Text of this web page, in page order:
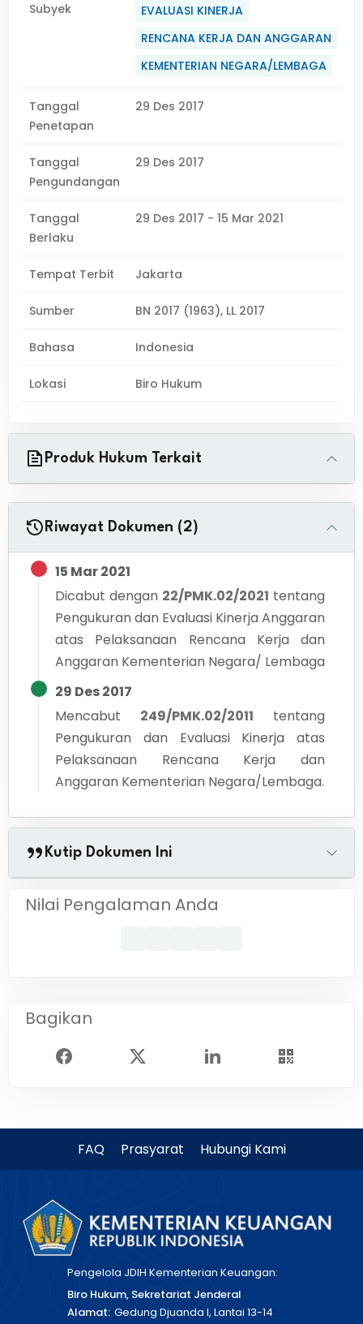
Subyek
EVALUASI KINERJA
RENCANA KERJA DAN ANGGARAN
KEMENTERIAN NEGARA/LEMBAGA
Tanggal
Penetapan
29 Des 2017
Tanggal
Pengundangan
29 Des 2017
Tanggal
Berlaku
29 Des 2017 - 15 Mar 2021
Tempat Terbit Jakarta
Sumber BN 2017 (1963), LL 2017
Bahasa Indonesia
Lokasi Biro Hukum
Produk Hukum Terkait
Riwayat Dokumen (2)
15 Mar 2021
Dicabut dengan 22/PMK.02/2021 tentang
Pengukuran dan Evaluasi Kinerja Anggaran
atas Pelaksanaan Rencana Kerja dan
Anggaran Kementerian Negara/ Lembaga
29 Des 2017
Mencabut
249/PMK.02/2011
tentang
Pengukuran dan Evaluasi Kinerja atas
Pelaksanaan Rencana Kerja dan
Anggaran Kementerian Negara/Lembaga.
Kutip Dokumen Ini
Nilai Pengalaman Anda
Bagikan
FAQ Prasyarat Hubungi Kami
Pengelola JDIH Kementerian Keuangan:
Biro Hukum, Sekretariat Jenderal
Alamat: Gedung Djuanda I, Lantai 13-14